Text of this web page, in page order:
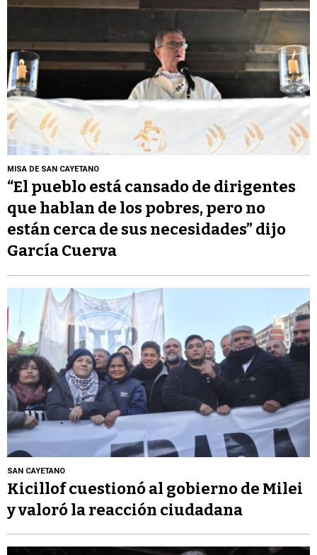
MISA DE SAN CAYETANO
“El pueblo está cansado de dirigentes
que hablan de los pobres, pero no
están cerca de sus necesidades” dijo
García Cuerva
SAN CAYETANO
Kicillof cuestionó al gobierno de Milei
y valoró la reacción ciudadana